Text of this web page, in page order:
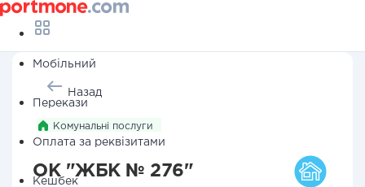
Мобільний
Перекази
Оплата за реквізитами
Кешбек
Назад
Комунальні послуги
ОК "ЖБК № 276"